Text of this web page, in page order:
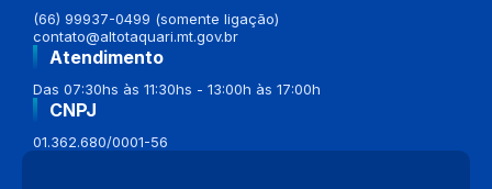
(66) 99937-0499 (somente ligação)
contato@altotaquari.mt.gov.br
Atendimento
Das 07:30hs às 11:30hs - 13:00h às 17:00h
CNPJ
01.362.680/0001-56